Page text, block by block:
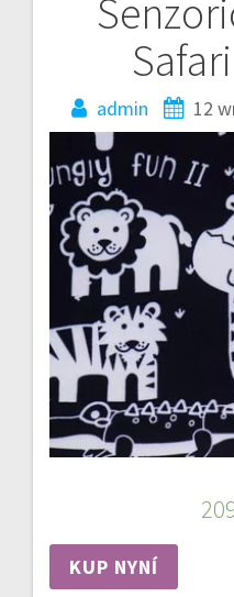
admin 12
KUP NYNÍ
Nawigacja
wpisu